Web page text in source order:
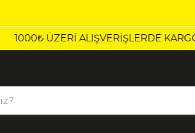
1000₺ ÜZERI ALIŞVERIŞLERDE